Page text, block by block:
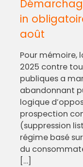
in
août
Pour mémoire,
2025 contre
publiques a
abandonnant
logique
prospection
(suppression
régime basé
du
[…]